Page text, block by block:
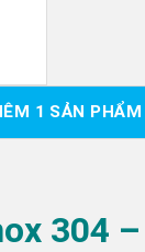
1 SẢN PHẨM
304